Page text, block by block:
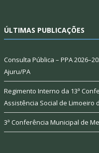
ÚLTIMAS PUBLICAÇÕES
Consulta Pública – PPA
Ajuru/PA
Regimento Interno da 13ª
Assistência Social de Limoeiro
3ª Conferência Municipal de